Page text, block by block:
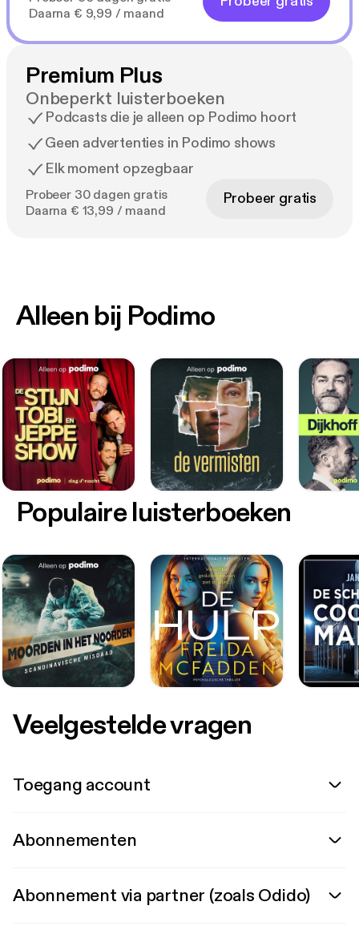
Daarna € 9,99 / maand
Premium Plus
Onbeperkt luisterboeken
Podcasts die je alleen op Podimo hoort
Geen advertenties in Podimo shows
Elk moment opzegbaar
Probeer 30 dagen gratis
Daarna € 13,99 / maand
Probeer gratis
Alleen bij Podimo
Populaire luisterboeken
Veelgestelde vragen
Toegang account
Abonnementen
Abonnement via partner (zoals Odido)